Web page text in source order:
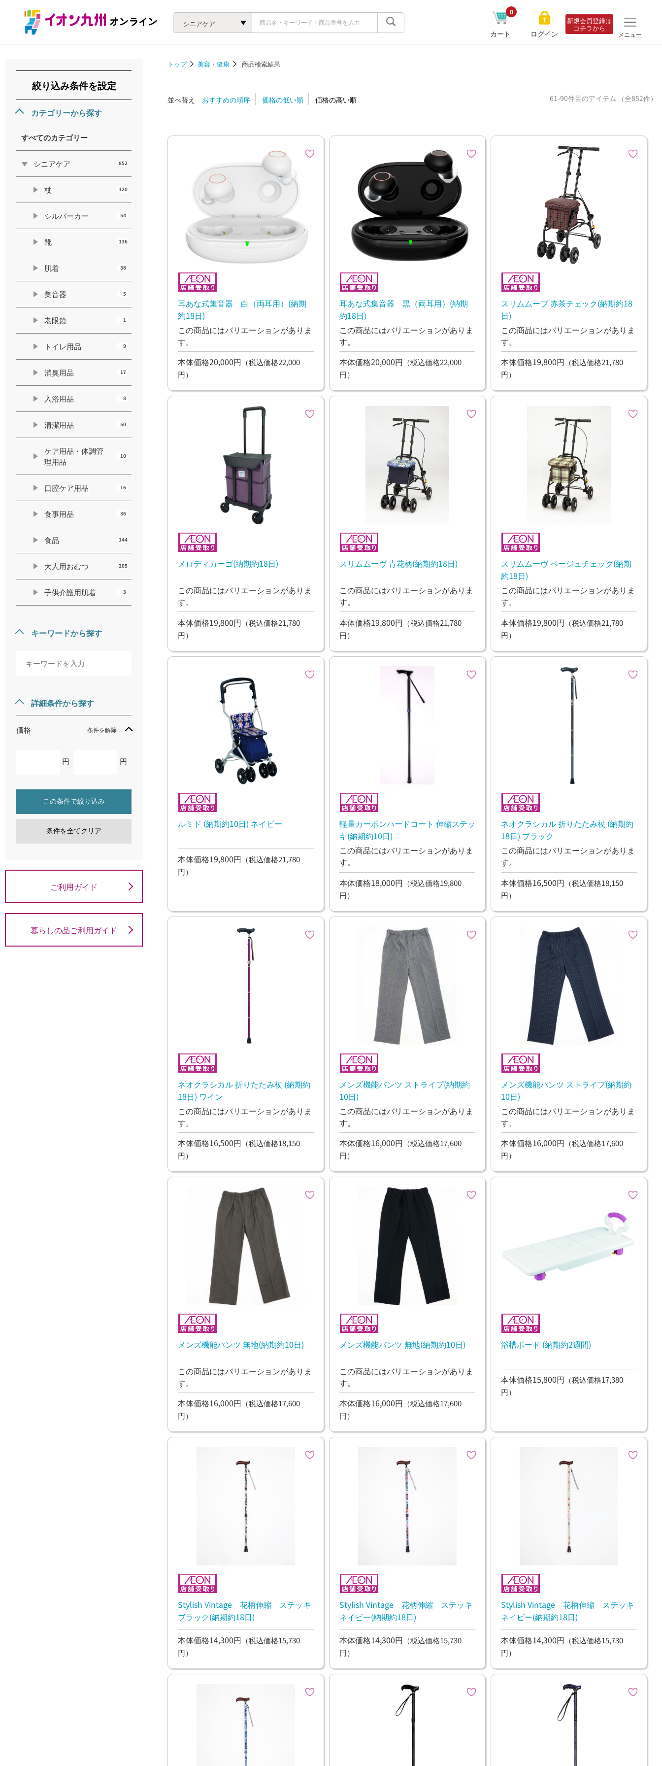
シニアケア
カート
0
ログイン
新規会員登録は
コチラから
メニュー
絞り込み条件を設定
カテゴリーから探す
すべてのカテゴリー
シニアケア 852
杖 120
シルバーカー 54
靴 136
肌着 38
集音器 5
老眼鏡 1
トイレ用品 9
消臭用品 17
入浴用品 8
清潔用品 50
ケア用品・体調管
理用品
10
口腔ケア用品 16
食事用品 36
食品 144
大人用おむつ 205
子供介護用肌着 3
キーワードから探す
詳細条件から探す
価格 条件を解除
円 円
この条件で絞り込み
条件を全てクリア
ご利用ガイド
暮らしの品ご利用ガイド
トップ 美容・健康 商品検索結果
並べ替え おすすめの順序 価格の低い順 価格の高い順 61-90件目のアイテム （全852件）
耳あな式集音器 白（両耳用）(納期
約18日)
この商品にはバリエーションがありま
す。
本体価格20,000円 （税込価格22,000
円）
耳あな式集音器 黒（両耳用）(納期
約18日)
この商品にはバリエーションがありま
す。
本体価格20,000円 （税込価格22,000
円）
スリムムーブ 赤茶チェック(納期約18
日)
この商品にはバリエーションがありま
す。
本体価格19,800円 （税込価格21,780
円）
メロディカーゴ(納期約18日)
この商品にはバリエーションがありま
す。
本体価格19,800円 （税込価格21,780
円）
スリムムーヴ 青花柄(納期約18日)
この商品にはバリエーションがありま
す。
本体価格19,800円 （税込価格21,780
円）
スリムムーヴ ベージュチェック(納期
約18日)
この商品にはバリエーションがありま
す。
本体価格19,800円 （税込価格21,780
円）
ルミド (納期約10日) ネイビー
本体価格19,800円 （税込価格21,780
円）
軽量カーボンハードコート 伸縮ステッ
キ(納期約10日)
この商品にはバリエーションがありま
す。
本体価格18,000円 （税込価格19,800
円）
ネオクラシカル 折りたたみ杖 (納期約
18日) ブラック
この商品にはバリエーションがありま
す。
本体価格16,500円 （税込価格18,150
円）
ネオクラシカル 折りたたみ杖 (納期約
18日) ワイン
この商品にはバリエーションがありま
す。
本体価格16,500円 （税込価格18,150
円）
メンズ機能パンツ ストライプ(納期約
10日)
この商品にはバリエーションがありま
す。
本体価格16,000円 （税込価格17,600
円）
メンズ機能パンツ ストライプ(納期約
10日)
この商品にはバリエーションがありま
す。
本体価格16,000円 （税込価格17,600
円）
メンズ機能パンツ 無地(納期約10日)
この商品にはバリエーションがありま
す。
本体価格16,000円 （税込価格17,600
円）
メンズ機能パンツ 無地(納期約10日)
この商品にはバリエーションがありま
す。
本体価格16,000円 （税込価格17,600
円）
浴槽ボード (納期約2週間)
本体価格15,800円 （税込価格17,380
円）
Stylish Vintage 花柄伸縮 ステッキ
ブラック(納期約18日)
本体価格14,300円 （税込価格15,730
円）
Stylish Vintage 花柄伸縮 ステッキ
ネイビー(納期約18日)
本体価格14,300円 （税込価格15,730
円）
Stylish Vintage 花柄伸縮 ステッキ
ネイビー(納期約18日)
本体価格14,300円 （税込価格15,730
円）